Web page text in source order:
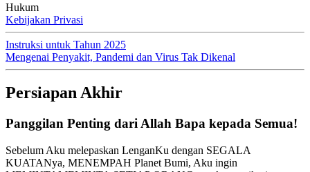
Hukum
Kebijakan Privasi
Instruksi untuk Tahun 2025
Mengenai Penyakit, Pandemi dan Virus Tak Dikenal
Persiapan Akhir
Panggilan Penting dari Allah Bapa kepada Semua!
Sebelum Aku melepaskan LenganKu dengan SEGALA
KUATANya, MENEMPAH Planet Bumi, Aku ingin